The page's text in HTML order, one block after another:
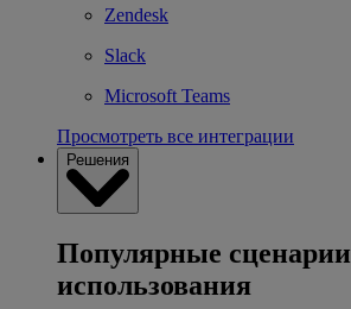
Zendesk
Slack
Microsoft Teams
Просмотреть все интеграции
Решения
Популярные сценарии
использования